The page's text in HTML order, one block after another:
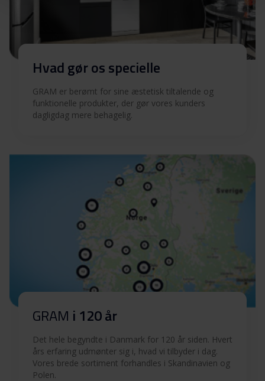
KE 610-60 N X
KE 15426 N B
KEP 6246-60 N
16KE 662
CC 56050 B
CC 55550 B
CI 56051 V
KIP 17043-60 N
GK 5610-90 X
KE 15106 N
KE 15106 N X
EK 5600-90 V
Hvad gør os specielle
GRAM er berømt for sine æstetisk tiltalende og
funktionelle produkter, der gør vores kunders
dagligdag mere behagelig.
GRAM i 120 år
Det hele begyndte i Danmark for 120 år siden. Hvert
års erfaring udmønter sig i, hvad vi tilbyder i dag.
Vores brede sortiment forhandles i Skandinavien og
Polen.